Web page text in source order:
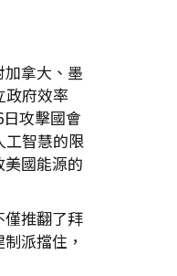
拿大、墨
政府效率
攻擊國會
工智慧的限
國能源的
推翻了拜
派擋住，